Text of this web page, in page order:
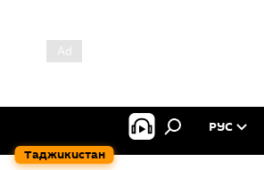
Таджикистан
РУС